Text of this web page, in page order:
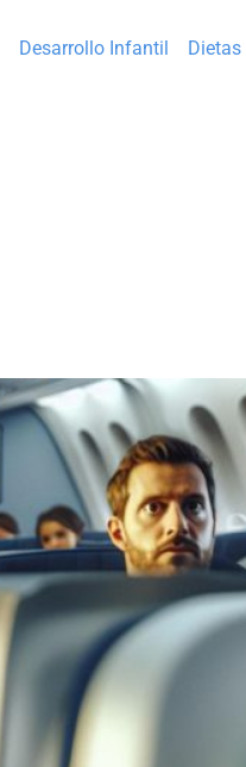
Desarrollo Infantil Dietas